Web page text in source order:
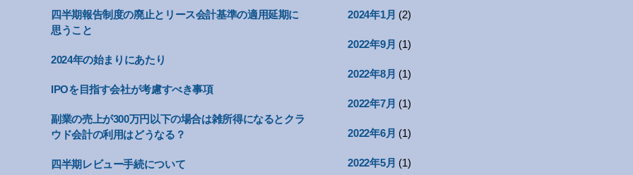
四半期報告制度の廃止とリース会計基準の適用延期に
思うこと
2024年の始まりにあたり
IPOを目指す会社が考慮すべき事項
副業の売上が300万円以下の場合は雑所得になるとクラ
ウド会計の利用はどうなる？
四半期レビュー手続について
2024年1月 (2)
2022年9月 (1)
2022年8月 (1)
2022年7月 (1)
2022年6月 (1)
2022年5月 (1)